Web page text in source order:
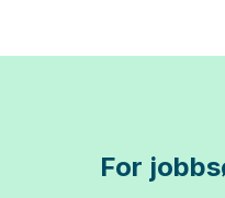
For